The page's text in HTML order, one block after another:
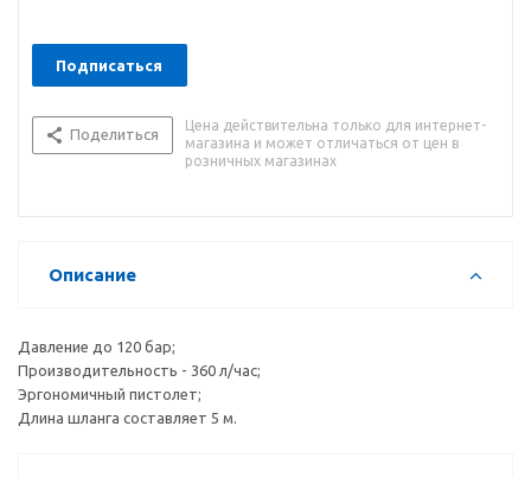
Подписаться
Поделиться
Цена действительна только для интернет-
магазина и может отличаться от цен в
розничных магазинах
Описание
Давление до 120 бар;
Производительность - 360 л/час;
Эргономичный пистолет;
Длина шланга составляет 5 м.